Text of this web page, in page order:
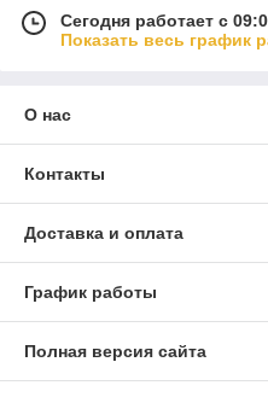
Сегодня работает с
Показать весь график
О нас
Контакты
Доставка и оплата
График работы
Полная версия сайта